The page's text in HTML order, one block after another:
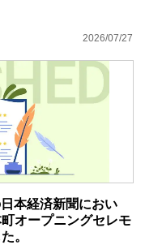
2026/07/27
本経済新聞におい
オープニングセレモ
。